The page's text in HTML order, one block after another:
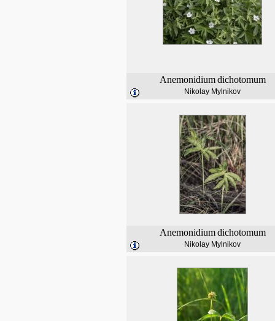
Anemonidium dichotomum
Nikolay Mylnikov
Anemonidium dichotomum
Nikolay Mylnikov